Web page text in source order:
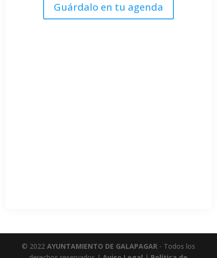
Guárdalo en tu agenda
© 2022 AYUNTAMIENTO DE GALAPAGAR- Todos los